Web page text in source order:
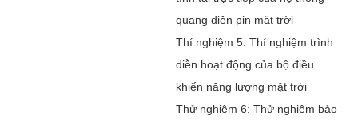
quang điện pin mặt trời
Thí nghiệm 5: Thí nghiệm trình
diễn hoạt động của bộ điều
khiển năng lượng mặt trời
Thử nghiệm 6: Thử nghiệm bảo